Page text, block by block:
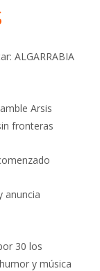
ALGARRABIA
Arsis
fronteras
anuncia
30 los
y música